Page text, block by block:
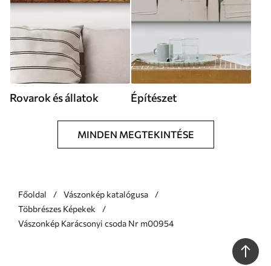
Rovarok és állatok Építészet
MINDEN MEGTEKINTÉSE
Főoldal
Vászonkép katalógusa
Többrészes Képekek
Vászonkép Karácsonyi csoda Nr m00954